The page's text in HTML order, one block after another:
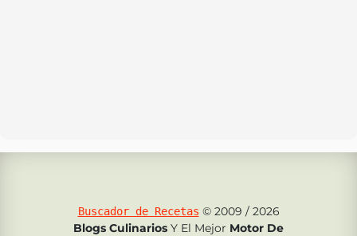
Buscador de Recetas © 2009 / 2026
Blogs Culinarios Y El Mejor Motor De